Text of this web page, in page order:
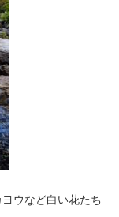
ウなど白い花たち